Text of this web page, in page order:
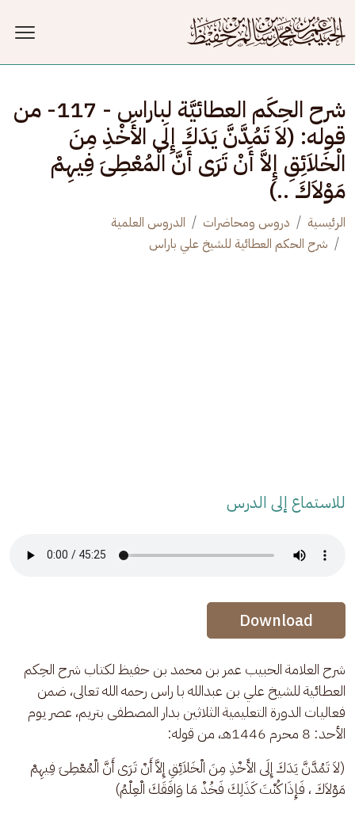
شرح الحِكَم العطائيَّة لباراس - 117- من
قوله: (لاَ تَمُدَّنَّ يَدَكَ إِلَى الأَخْذِ مِنَ
الْخَلاَئِقِ إِلاَّ أَنْ تَرَى أَنَّ الْمُعْطِىَ فِيهِمْ
مَوْلاَكَ ..)
الرئيسية دروس ومحاضرات
الدروس العلمية
شرح الحكم العطائية للشيخ علي باراس
للاستماع إلى الدرس
Audio Stream
Audio Stream
Download
شرح العلامة الحبيب عمر بن محمد بن حفيظ لكتاب شرح الحِكم
العطائية للشيخ علي بن عبدالله با راس رحمه الله تعالى، ضمن
فعاليات الدورة التعليمية الثلاثين بدار المصطفى بتريم، عصر يوم
الأحد: 8 محرم 1446هـ، من قوله:
(لاَ تَمُدَّنَّ يَدَكَ إِلَى الأَخْذِ مِنَ الْخَلاَئِقِ إِلاَّ أَنْ تَرَى أَنَّ الْمُعْطِىَ فِيهِمْ
مَوْلاَكَ ، فَإِذَا كُنْتَ كَذَلِكَ فَخُذْ مَا وَافَقَكَ الْعِلْمُ)